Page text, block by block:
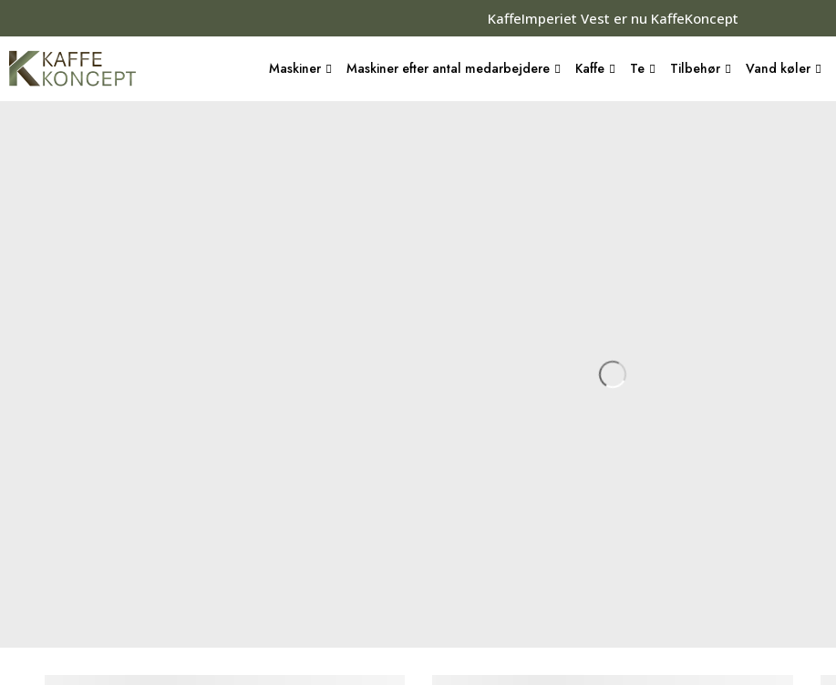
KaffeImperiet Vest er nu KaffeKoncept
Maskiner Maskiner efter antal medarbejdere Kaffe Te Tilbehør Vand køler